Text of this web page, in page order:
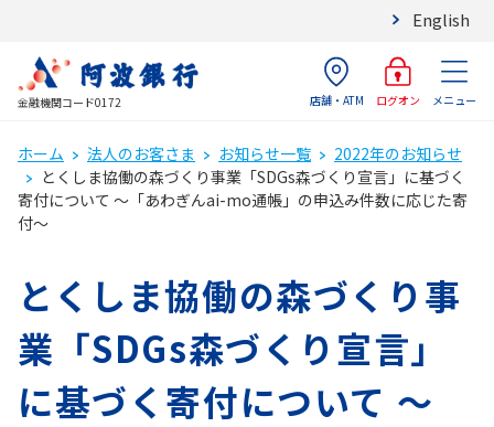
English
金融機関コード0172 店舗・ATM ログオン メニュー
ホーム 法人のお客さま お知らせ一覧
2022年のお知らせ
とくしま協働の森づくり事業「SDGs森づくり宣言」に基づく
寄付について ～「あわぎんai-mo通帳」の申込み件数に応じた寄
付～
とくしま協働の森づくり事
業「SDGs森づくり宣言」
に基づく寄付について ～